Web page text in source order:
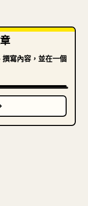
寫內容，並在一個